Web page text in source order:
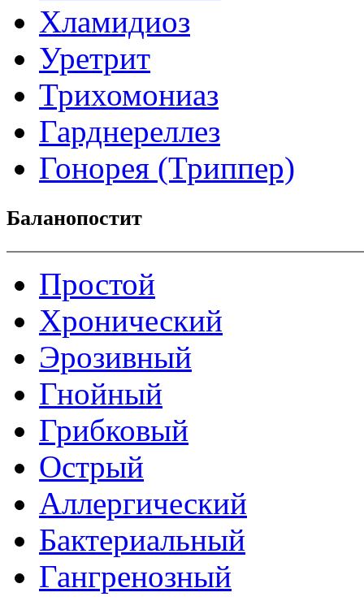
Хламидиоз
Уретрит
Трихомониаз
Гарднереллез
Гонорея (Триппер)
Баланопостит
Простой
Хронический
Эрозивный
Гнойный
Грибковый
Острый
Аллергический
Бактериальный
Гангренозный